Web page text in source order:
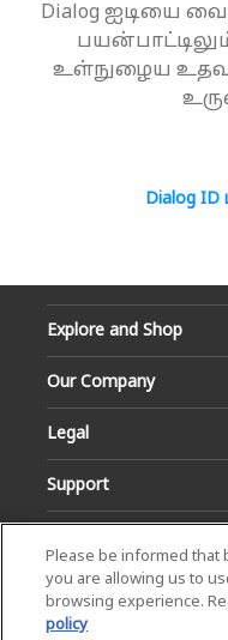
Dialog ஐடியை
உள்நுழைய
Dialog
Explore and Shop
Our Company
Legal
Support
Please be informed that
you are allowing us to
browsing experience.
policy